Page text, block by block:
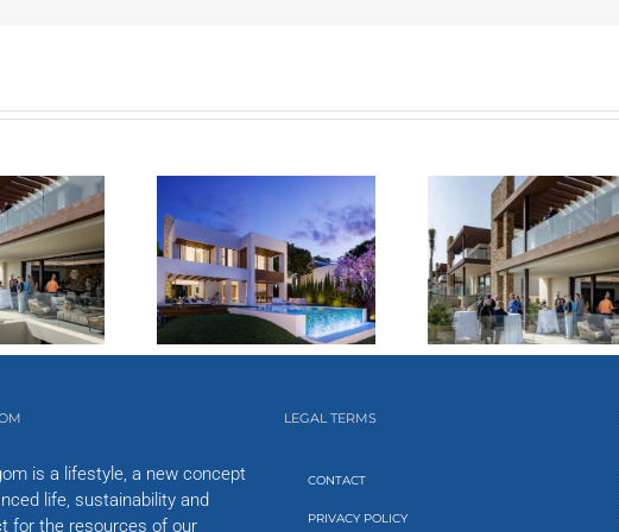
is a lifestyle, a new concept
life, sustainability and
for the resources of our
LEGAL TERMS
CONTACT
PRIVACY POLICY